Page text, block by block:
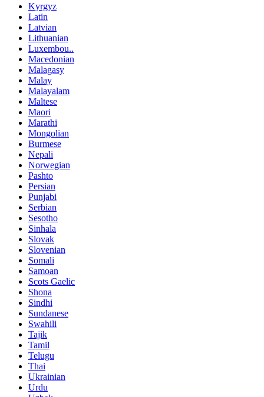
Kyrgyz
Latin
Latvian
Lithuanian
Luxembou..
Macedonian
Malagasy
Malay
Malayalam
Maltese
Maori
Marathi
Mongolian
Burmese
Nepali
Norwegian
Pashto
Persian
Punjabi
Serbian
Sesotho
Sinhala
Slovak
Slovenian
Somali
Samoan
Scots Gaelic
Shona
Sindhi
Sundanese
Swahili
Tajik
Tamil
Telugu
Thai
Ukrainian
Urdu